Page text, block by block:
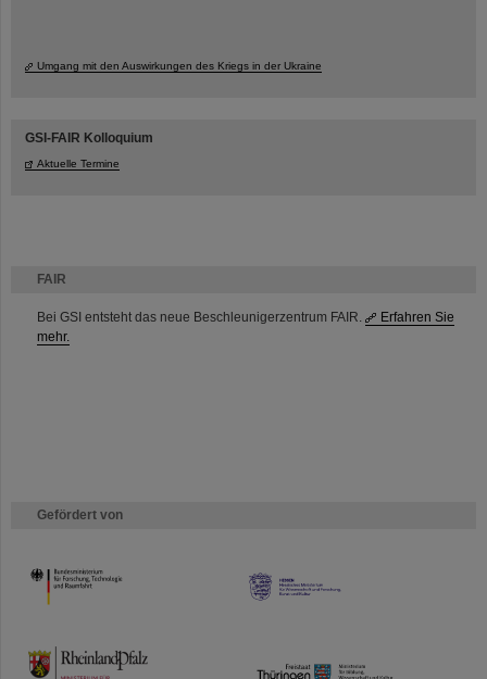
FAIR
Bei GSI entsteht das neue Beschleunigerzentrum FAIR.
Erfahren Sie
mehr.
Gefördert von
HMWK
TMWWDG
Umgang mit den Auswirkungen des Kriegs in der Ukraine
GSI-FAIR Kolloquium
Aktuelle Termine